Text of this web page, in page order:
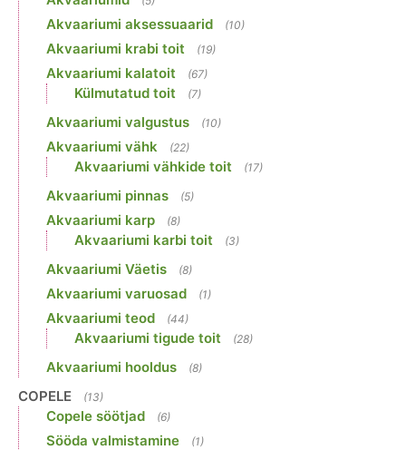
Akvaariumi aksessuaarid (10)
Akvaariumi krabi toit (19)
Akvaariumi kalatoit (67)
Külmutatud toit (7)
Akvaariumi valgustus (10)
Akvaariumi vähk (22)
Akvaariumi vähkide toit (17)
Akvaariumi pinnas (5)
Akvaariumi karp (8)
Akvaariumi karbi toit (3)
Akvaariumi Väetis (8)
Akvaariumi varuosad (1)
Akvaariumi teod (44)
Akvaariumi tigude toit (28)
Akvaariumi hooldus (8)
COPELE (13)
Copele söötjad (6)
Sööda valmistamine (1)